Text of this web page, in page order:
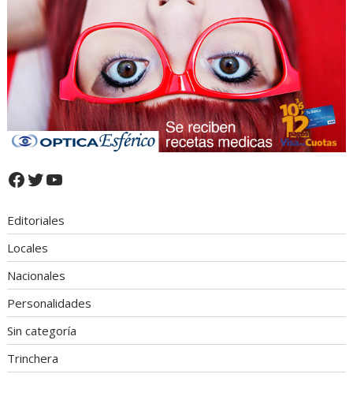
Facebook
Twitter
YouTube
Editoriales
Locales
Nacionales
Personalidades
Sin categoría
Trinchera